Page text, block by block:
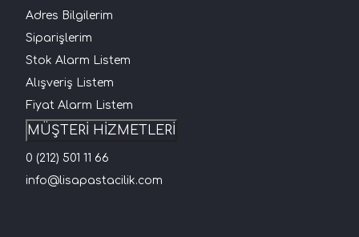
Adres Bilgilerim
Siparişlerim
Stok Alarm Listem
Alışveriş Listem
Fiyat Alarm Listem
MÜŞTERİ HİZMETLERİ
0 (212) 501 11 66
info@lisapastacilik.com